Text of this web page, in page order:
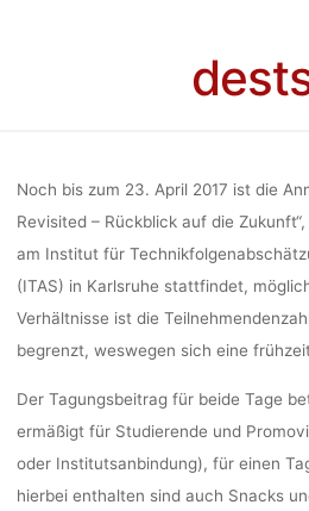
AUF
(6.–7.
2017,
Tagung „2000 Revisited
Noch bis zum 23. April 2017 ist die
Revisited – Rückblick auf die
am Institut für
(ITAS) in Karlsruhe stattfindet,
Verhältnisse ist die
begrenzt, weswegen sich eine
Der Tagungsbeitrag für beide Tage
ermäßigt für Studierende und
oder Institutsanbindung), für einen
hierbei enthalten sind auch Snacks